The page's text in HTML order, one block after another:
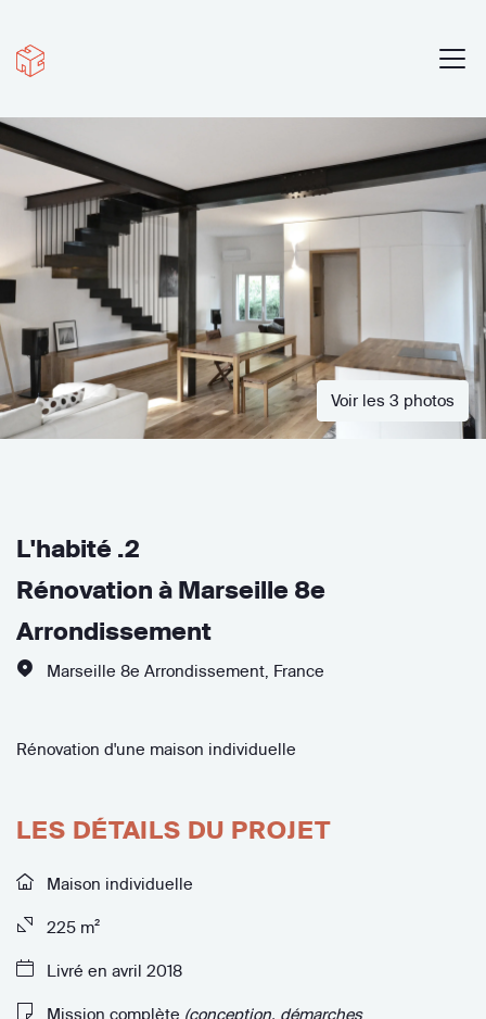
Voir les 3 photos
L'habité .2
Rénovation à Marseille 8e
Arrondissement
Marseille 8e Arrondissement France
Rénovation d'une maison individuelle
LES DÉTAILS DU PROJET
Maison individuelle
225 m²
Livré en avril 2018
Mission complète (conception, démarches